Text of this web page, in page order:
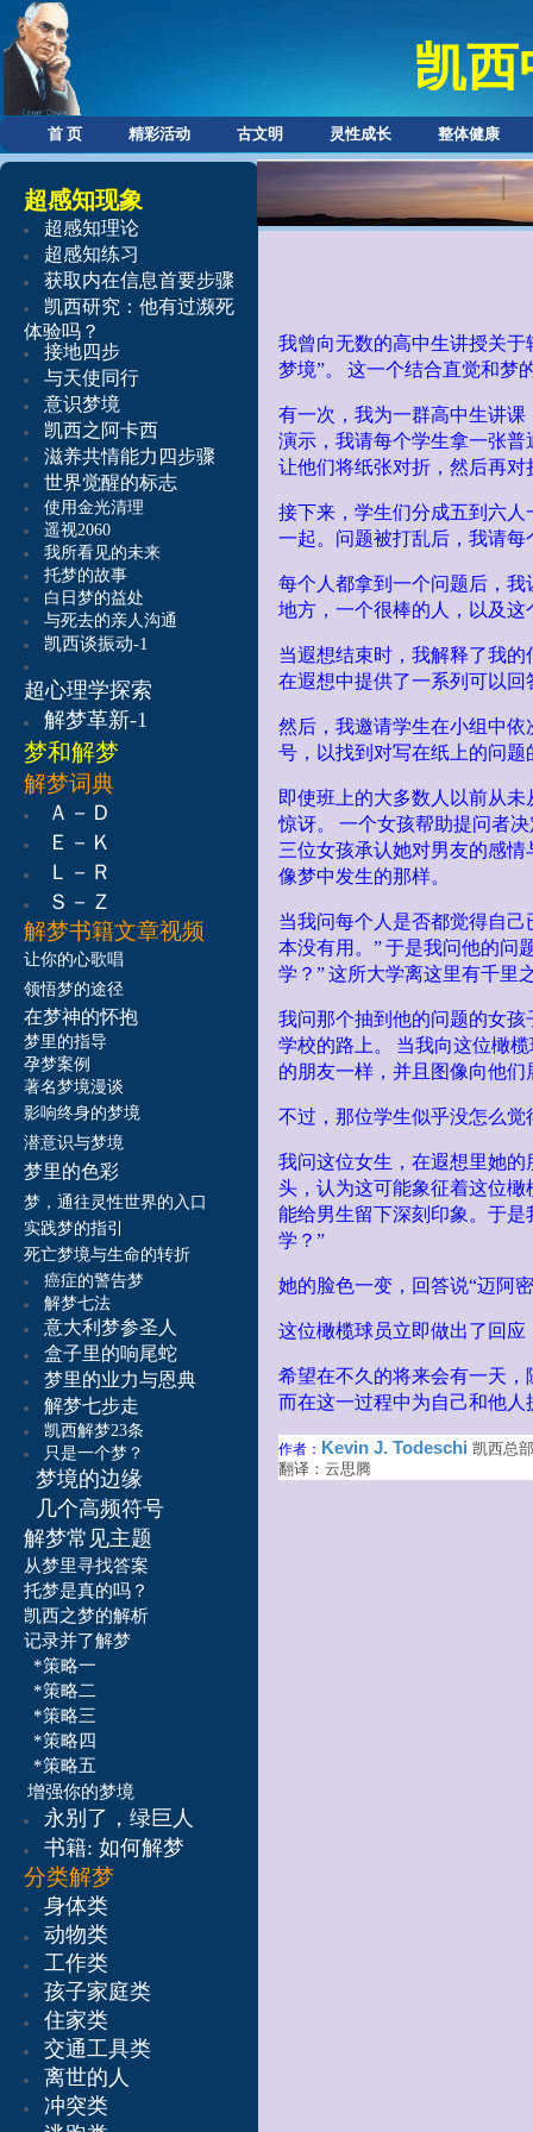
凯西
首 页 精彩活动 古文明 灵性成长 整体健康
超感知现象
超感知理论
超感知练习
获取内在信息首要步骤
凯西研究：他有过濒死
体验吗？
接地四步
与天使同行
意识梦境
凯西之阿卡西
滋养共情能力 四步骤
世界觉醒的标志
使用金光清理
遥视2060
我所看见的未来
托梦的故事
白日梦的益处
与死去的亲人沟通
凯西谈振动-1
超心理学探索
解梦革新-1
梦和解梦
解梦词典
Ａ－Ｄ
Ｅ－Ｋ
Ｌ－Ｒ
Ｓ－Ｚ
解梦书籍文章视频
让你的心歌唱
领悟梦的途径
在梦神的怀抱
梦里的指导
孕梦案例
著名梦境漫谈
影响终身的梦境
潜意识与梦境
梦里的色彩
梦，通往灵性世界的入口
实践梦的指引
死亡梦境与生命的转折
癌症的警告梦
解梦七法
意大利梦参圣人
盒子里的响尾蛇
梦里的业力与恩典
解梦七步走
凯西解梦23条
只是一个梦？
梦境的边缘
几个高频符号
解梦常见主题
从梦里寻找答案
托梦是真的吗？
凯西之梦的解析
记录并了解梦
*策略一
*策略二
*策略三
*策略四
*策略五
增强你的梦境
永别了，绿巨人
书籍: 如何解梦
分类解梦
身体类
动物类
工作类
孩子家庭类
住家类
交通工具类
离世的人
冲突类
我曾向无数的高中生讲授关
梦境”。
这一个结合直觉和梦
有一次，我为一群高中生讲
演示，我请每个学生拿一张
让他们将纸张对折，然后再
接下来，学生们分成五到六
一起。问题被打乱后，我请
每个人都拿到一个问题后，
地方，一个很棒的人，以及
当遐想结束时，我解释了我
在遐想中提供了一系列可以
然后，我邀请学生在小组中
号，以找到对写在纸上的问题
即使班上的大多数人以前从
惊讶。
一个女孩帮助提问者
三位女孩承认她对男友的感
像梦中发生的那样。
当我问每个人是否都觉得自
本没有用。”于是我问他的问
学？”这所大学离这里有千里
我问那个抽到他的问题的女孩
学校的路上。
当我向这位橄
的朋友一样，并且图像向他
不过，那位学生似乎没怎么觉
我问这位女生，在遐想里她
头，认为这可能象征着这位
能给男生留下深刻印象。于
学？”
她的脸色一变，回答说“迈阿
这位橄榄球员立即做出了回应
希望在不久的将来会有一天
而在这一过程中为自己和他人
作者： Kevin J. Todeschi 凯西总部
翻译：云思腾